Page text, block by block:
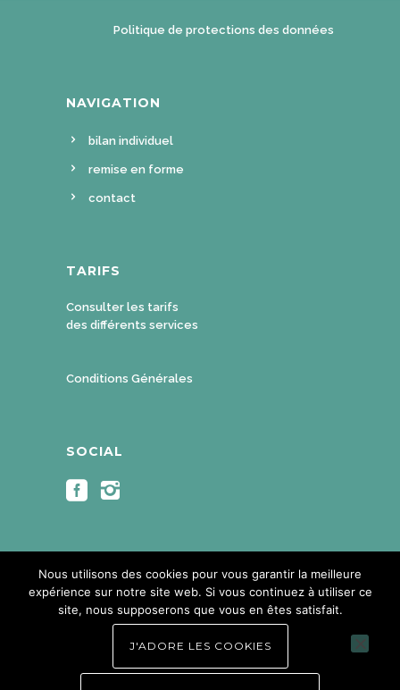
Politique de protections des données
NAVIGATION
bilan individuel
remise en forme
contact
TARIFS
Consulter les tarifs
des différents services
Conditions Générales
SOCIAL
Nous utilisons des cookies pour vous garantir la meilleure
expérience sur notre site web. Si vous continuez à utiliser ce
site, nous supposerons que vous en êtes satisfait.
J'ADORE LES COOKIES